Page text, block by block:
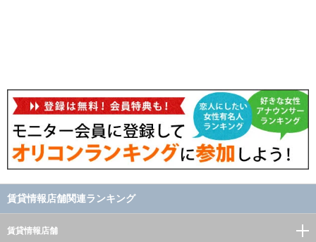
賃貸情報店舗関連ランキング
賃貸情報店舗